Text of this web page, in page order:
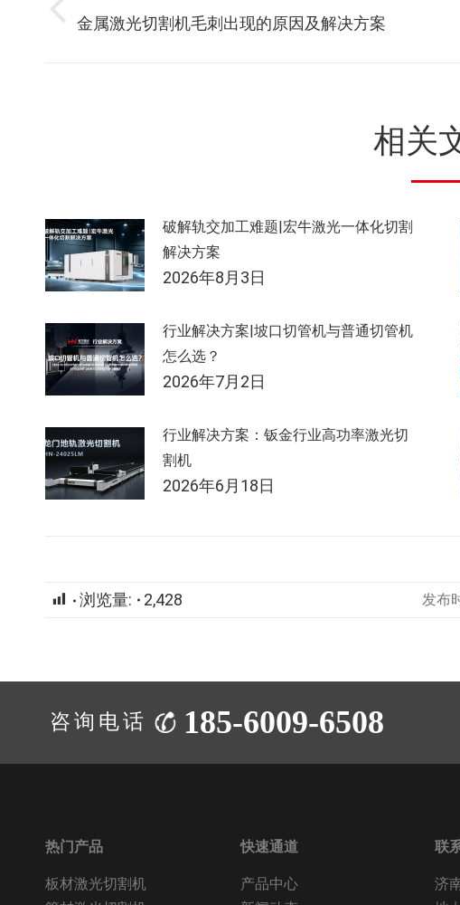
上
金属激光切割机毛刺出现的原因及解决方案
相关
破解轨交加工难题|宏牛激光一体化切割
解决方案
2026年8月3日
行业解决方案|坡口切管机与普通切管机
怎么选？
2026年7月2日
行业解决方案：钣金行业高功率激光切
割机
2026年6月18日
浏览量: 2,428 发布
咨询电话： 185-6009-6508
热门产品
板材激光切割机
快速通道
产品中心
联
济